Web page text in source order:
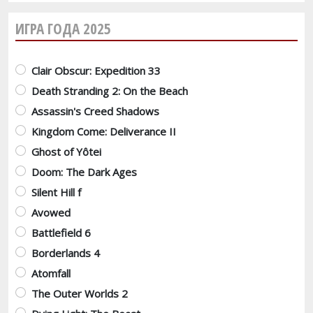
ИГРА ГОДА 2025
Варианты
Clair Obscur: Expedition 33
Death Stranding 2: On the Beach
Assassin's Creed Shadows
Kingdom Come: Deliverance II
Ghost of Yôtei
Doom: The Dark Ages
Silent Hill f
Avowed
Battlefield 6
Borderlands 4
Atomfall
The Outer Worlds 2